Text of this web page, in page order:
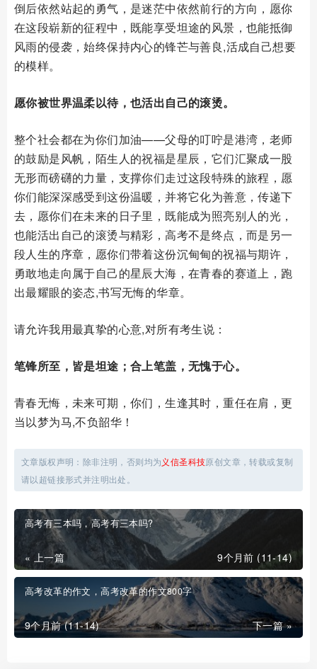
倒后依然站起的勇气，是迷茫中依然前行的方向，愿你
在这段崭新的征程中，既能享受坦途的风景，也能抵御
风雨的侵袭，始终保持内心的锋芒与善良,活成自己想要
的模样。
愿你被世界温柔以待，也活出自己的滚烫。
整个社会都在为你们加油——父母的叮咛是港湾，老师
的鼓励是风帆，陌生人的祝福是星辰，它们汇聚成一股
无形而磅礴的力量，支撑你们走过这段特殊的旅程，愿
你们能深深感受到这份温暖，并将它化为善意，传递下
去，愿你们在未来的日子里，既能成为照亮别人的光，
也能活出自己的滚烫与精彩，高考不是终点，而是另一
段人生的序章，愿你们带着这份沉甸甸的祝福与期许，
勇敢地走向属于自己的星辰大海，在青春的赛道上，跑
出最耀眼的姿态,书写无悔的华章。
请允许我用最真挚的心意,对所有考生说：
笔锋所至，皆是坦途；合上笔盖，无愧于心。
青春无悔，未来可期，你们，生逢其时，重任在肩，更
当以梦为马,不负韶华！
文章版权声明：除非注明，否则均为义信圣科技原创文章，转载或复制
请以超链接形式并注明出处。
高考有三本吗，高考有三本吗?
« 上一篇 9个月前 (11-14)
高考改革的作文，高考改革的作文800字
下一篇 »
9个月前 (11-14)